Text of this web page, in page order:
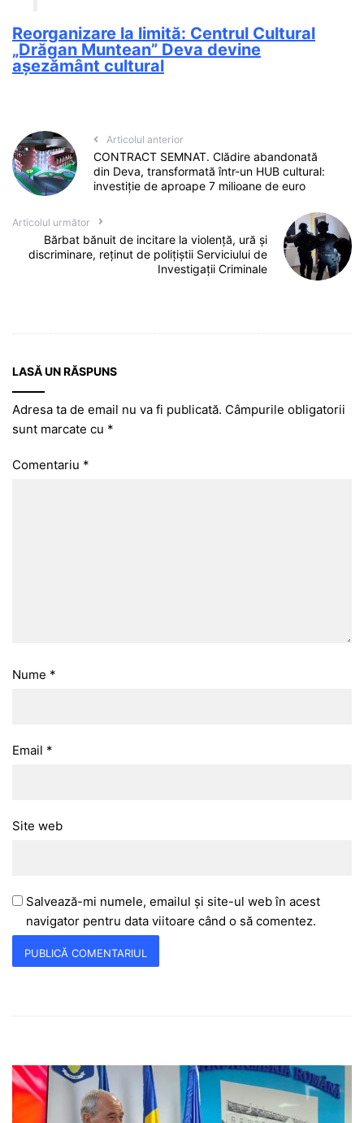
Reorganizare la limită: Centrul Cultural
„Drăgan Muntean” Deva devine
așezământ cultural
Articolul anterior
CONTRACT SEMNAT. Clădire abandonată
din Deva, transformată într-un HUB cultural:
investiție de aproape 7 milioane de euro
Articolul următor
Bărbat bănuit de incitare la violență, ură și
discriminare, reținut de polițiștii Serviciului de
Investigații Criminale
LASĂ UN RĂSPUNS
Adresa ta de email nu va fi publicată. Câmpurile obligatorii
sunt marcate cu *
Comentariu *
Nume *
Email *
Site web
Salvează-mi numele, emailul și site-ul web în acest
navigator pentru data viitoare când o să comentez.